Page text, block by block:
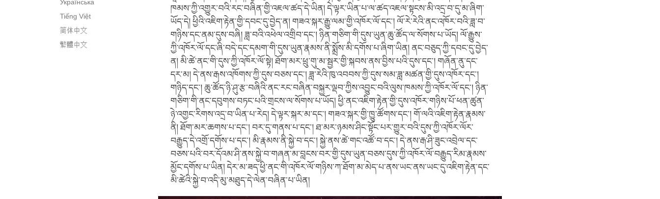
Українська
Tiếng Việt
简体中文
繁體中文
ཁམས་ཀྱི་འགྱུར་བའི་རང་བཞིན་གྱི་འཇལ་ཚད་དེ་ཡིན། དེ་ལྟར་ཡིན་པ་ལ་ཚད་འཇལ་སྟངས་མི་འདྲ་བ་དུ་མ་ཞིག་
ཡོད་དེ། ཕྱིའི་འཇིག་རྟེན་གྱི་དབང་དུ་བྱེད་ན། གཟའ་སྐར་རྒྱུ་ལམ་གྱི་འཁོར་ལོ་དང་། ལོ་རེ་རེའི་ནང་འཁོར་བའི་ཟླ་བ་
གཉིས་དང་ནམ་དུས་བཞི། ཟླ་བའི་འཕེལ་འགྲིབ་དང་། ཉིན་གཅིག་གི་དུས་ཡུན་ཆུ་ཚོད་ལ་སོགས་པ་ཡོད། ལོ་རྒྱུས་
ཀྱི་འཁོར་ལོ་དང་ཞི་བདེ་དང་དམག་གི་དུས་ཡུན་རྣམས་ནི་སྨྲོས་མི་དགོས་པ་ཞིག་ཡིན། ནང་བཅུད་ཀྱི་དབང་དུ་བྱེད་
ན། མི་ཚེ་ནང་གི་དུས་ཀྱི་འཁོར་ལོ་སྟེ། ཐོག་མར་ཕྲུ་གུ་མ་སྦྱར་གྱི་སྐབས་ནས་བྱིས་པའི་དུས་དང་། གཞོན་ནུ་དང་
དར་མ། དེ་ནས་རྒས་འཁོགས་ཀྱི་དུས་བཅས་དང་། ཟླ་རེའི་ཁུ་འབབས་ཀྱི་དུས་སམ་ཟླ་མཚན་གྱི་དུས་འཁོར་དང་།
གཉིད་དང་། ཆུ་ཚོད་ཉི་ཤུ་རྩ་བཞིའི་ནང་རང་བཞིན་བསྐྱར་ལྡབ་ཀྱིས་འབྱུང་བའི་ལུས་ཁམས་ཀྱི་འཁོར་ལོ་དང་། ཉིན་
གཅིག་གི་ནང་དབུགས་བཏང་པའི་གྲངས་ལ་སོགས་པ་ཡོད། ཕྱི་ནང་འཇིག་རྟེན་གྱི་དུས་འཁོར་གཉིས་པོ་ཕན་ཚུན་
ཉེ་འགྱང་རིགས་འདྲ་བ་ཡིན་པ་རེད། དེ་ལྟར་སྐར་མ་དང་། གཟའ་སྐར་གྱི་ཁྱུ་ཚོགས་དང་། གོ་ལའི་འཇིག་རྟེན་རྣམས་
ནི། ཐོག་མར་ཆགས་པ་དང་། བར་དུ་གནས་པ་དང་། ཐ་མར་ཉམས་ཤིང་སྟོང་པར་གྱུར་བའི་དུས་ཀྱི་འཁོར་ལོར་
བརྒྱུད་དེ་འགྲོ་དགོས་པ་དང་། མི་རྣམས་ནི་སྐྱེ་བ་དང་། སྐྱེ་ནས་ཚེ་གང་འཚོ་བ་དང་། དེ་ནས་རྒ་ཤི་ཟུང་འབྲེལ་དང་
བཅས་པའི་བར་དོའམ་ཤི་ནས་སྐྱེ་བ་གཞན་མ་བླངས་བར་གྱི་དུས་ཡུན་བཅས་དུས་ཀྱི་འཁོར་ལོ་བརྒྱུད་རིམ་རྣམས་
མྱོང་དགོས་པ་ཡིན། དེར་མ་ཟད་ཕྱི་ནང་གི་འཁོར་ལོ་གཉིས་ཀ་ཐོག་མ་མེད་པ་ནས་ཡང་ནས་ཡང་དུ་འཇིག་རྟེན་དང་
མི་ཚེའི་སྐྱེ་བ་འདི་མུ་མཐུད་དེ་ལེན་བཞིན་པ་ཡིན།